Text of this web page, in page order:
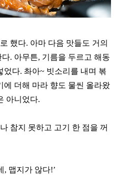
했다. 아마 다음 맛들도 거의
. 아무튼, 기름을 두르고 해동
었다. 촤아~ 빗소리를 내며 볶
에 더해 마라 향도 물씬 올라왔
아니었다.
참지 못하고 고기 한 점을 꺼
, 맵지가 않다!’